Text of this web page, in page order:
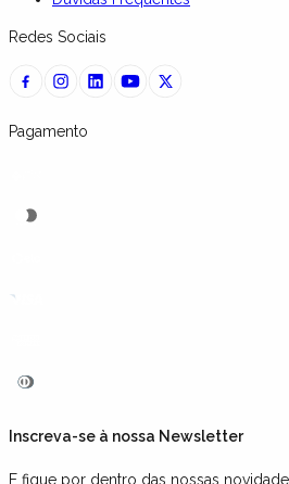
Redes Sociais
Pagamento
Inscreva-se à nossa Newsletter
E fique por dentro das nossas